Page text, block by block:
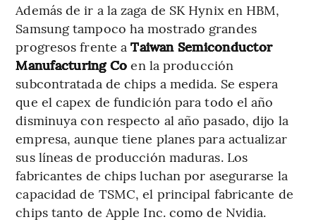
Además de ir a la zaga de SK Hynix en HBM,
Samsung tampoco ha mostrado grandes
progresos frente aTaiwan Semiconductor
Manufacturing Coen la producción
subcontratada de chips a medida. Se espera
que el capex de fundición para todo el año
disminuya con respecto al año pasado, dijo la
empresa, aunque tiene planes para actualizar
sus líneas de producción maduras. Los
fabricantes de chips luchan por asegurarse la
capacidad de TSMC, el principal fabricante de
chips tanto de Apple Inc. como de Nvidia.